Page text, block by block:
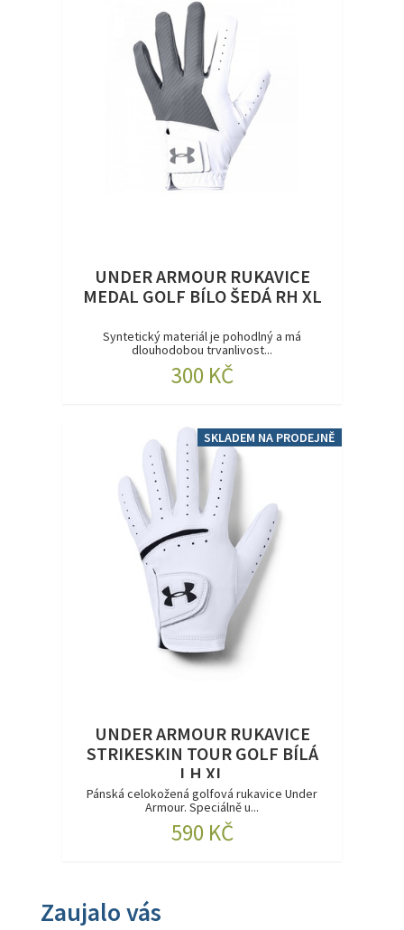
UNDER ARMOUR RUKAVICE
MEDAL GOLF BÍLO ŠEDÁ RH XL
Syntetický materiál je pohodlný a má
dlouhodobou trvanlivost...
300 KČ
SKLADEM NA PRODEJNĚ
UNDER ARMOUR RUKAVICE
STRIKESKIN TOUR GOLF BÍLÁ
LH XL
Pánská celokožená golfová rukavice Under
Armour. Speciálně u...
590 KČ
Zaujalo vás